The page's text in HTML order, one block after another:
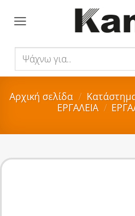
για..
Αρχική σελίδα /
ΕΡΓΑΛΕΙΑ /